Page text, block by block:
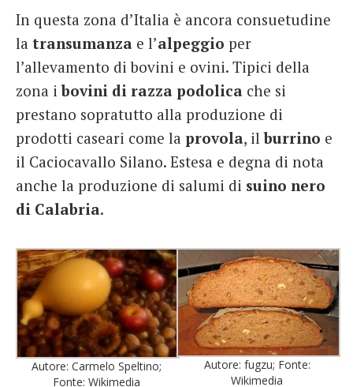
In questa zona d’Italia è ancora consuetudine
la transumanza e l’alpeggio per
l’allevamento di bovini e ovini. Tipici della
zona ibovini di razza podolica che si
prestano sopratutto alla produzione di
prodotti caseari come la provola, ilburrino e
il Caciocavallo Silano. Estesa e degna di nota
anche la produzione di salumi di suino nero
di Calabria.
Autore: Carmelo Speltino;
Fonte: Wikimedia
Autore: fugzu; Fonte:
Wikimedia